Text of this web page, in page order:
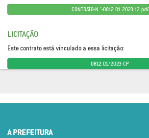
CONTRATO-N.°-0812.01.2023.13.pdf
LICITAÇÃO
Este contrato está vinculado a essa licitação:
0812.01/2023-CP
A PREFEITURA